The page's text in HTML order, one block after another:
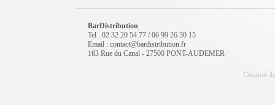
BarDistribution
Tel : 02 32 20 54 77 / 06 99 26 30 15
Email : contact@bardistribution.fr
163 Rue du Canal - 27500 PONT-AUDEMER
Création